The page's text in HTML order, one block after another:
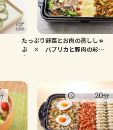
たっぷり野菜とお肉の蒸ししゃ
ぶ × パプリカと豚肉の彩り
青椒肉絲
20分